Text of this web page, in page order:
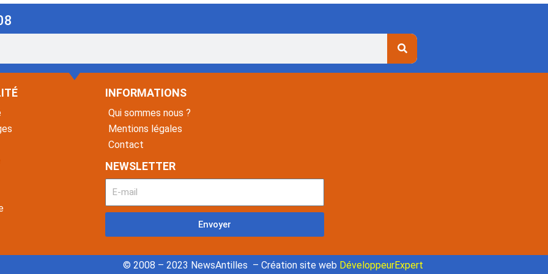
INFORMATIONS
Qui sommes nous ?
Mentions légales
Contact
NEWSLETTER
Envoyer
© 2008 – 2023 NewsAntilles – Création site web DéveloppeurExpert